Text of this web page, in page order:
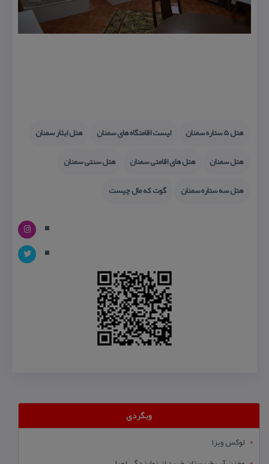
هتل 5 ستاره سمنان لیست اقامتگاه های سمنان
هتل ایثار سمنان
هتل سمنان
هتل های اقامتی سمنان
هتل سنتی سمنان
هتل سه ستاره سمنان
گوت كه مال چیست
وبگردی
لوکس ویزا